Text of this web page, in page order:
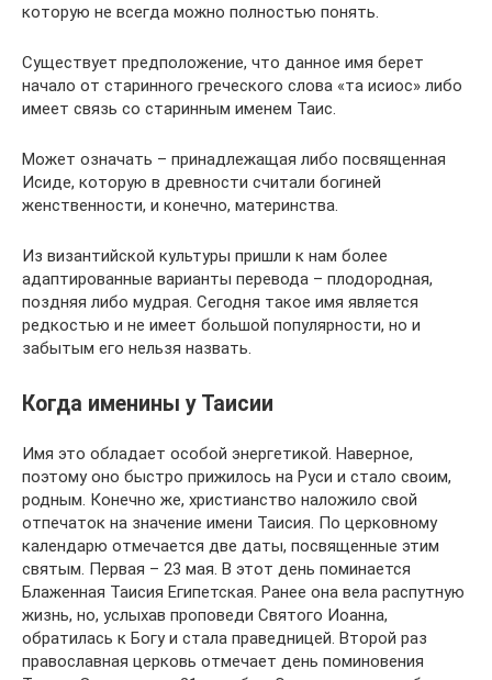
которую не всегда можно полностью понять.
Существует предположение, что данное имя берет
начало от старинного греческого слова «та исиос» либо
имеет связь со старинным именем Таис.
Может означать – принадлежащая либо посвященная
Исиде, которую в древности считали богиней
женственности, и конечно, материнства.
Из византийской культуры пришли к нам более
адаптированные варианты перевода – плодородная,
поздняя либо мудрая. Сегодня такое имя является
редкостью и не имеет большой популярности, но и
забытым его нельзя назвать.
Когда именины у Таисии
Имя это обладает особой энергетикой. Наверное,
поэтому оно быстро прижилось на Руси и стало своим,
родным. Конечно же, христианство наложило свой
отпечаток на значение имени Таисия. По церковному
календарю отмечается две даты, посвященные этим
святым. Первая – 23 мая. В этот день поминается
Блаженная Таисия Египетская. Ранее она вела распутную
жизнь, но, услыхав проповеди Святого Иоанна,
обратилась к Богу и стала праведницей. Второй раз
православная церковь отмечает день поминовения